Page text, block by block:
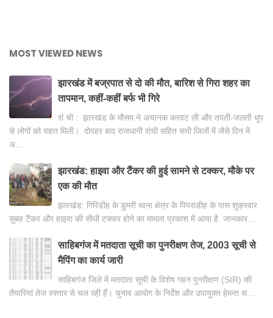
MOST VIEWED NEWS
झारखंड में बज्रपात से दो की मौत, बारिश से गिरा शहर का
तापमान, कहीं-कहीं बर्फ भी गिरे
रां ची : झारखंड के मौसम ने अचानक करवट ली और तपती-जलती धूप
से लोगों को राहत मिली। दोपहर बाद राजधानी रांची सहित सभी जिलों में जैसे दिन में
अ...
झारखंड: हाइवा और टैंकर की हुई सामने से टक्कर, मौके पर
एक की मौत
झारखंड: गिरिडीह के डुमरी थाना क्षेत्र के पिपराडीह के पास शुक्रवार
सुबह टैंकर और हाइवा की सीधी टक्कर होने का मामला प्रकाश में आया है. जानकार...
साहिबगंज में मतदाता सूची का पुनरीक्षण तेज, 2003 सूची से
मैपिंग का कार्य जारी
साहिबगंज जिले में मतदाता सूची के विशेष गहन पुनरीक्षण (SIR) की
तैयारियां तेज रफ्तार से चल रही हैं। चुनाव आयोग के निर्देश और उपायुक्त हेमन्त स...